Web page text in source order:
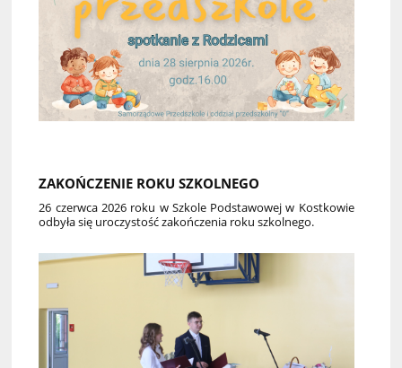
ZAKOŃCZENIE ROKU SZKOLNEGO
26 czerwca 2026 roku w Szkole Podstawowej w Kostkowie
odbyła się uroczystość zakończenia roku szkolnego.